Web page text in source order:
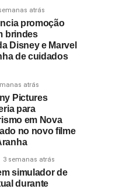
atrás
promoção
brindes
Disney e Marvel
de cuidados
atrás
Pictures
para
em Nova
no novo filme
3 semanas atrás
simulador de
durante